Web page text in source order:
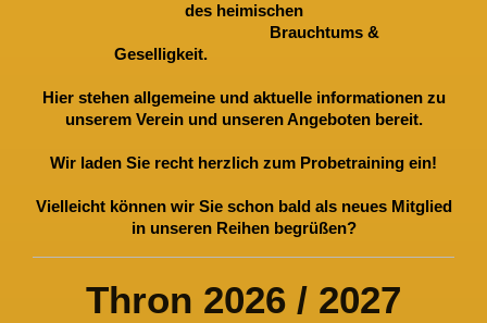
des heimischen
Brauchtums &
Geselligkeit.
Hier stehen allgemeine und aktuelle informationen zu
unserem Verein und unseren Angeboten bereit.
Wir laden Sie recht herzlich zum Probetraining ein!
Vielleicht können wir Sie schon bald als neues Mitglied
in unseren Reihen begrüßen?
Thron 2026 / 2027